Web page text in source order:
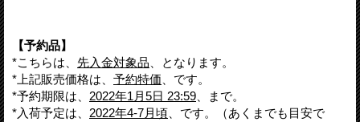
【予約品】
*こちらは、 先入金対象品 、となります。
*上記販売価格は、 予約特価 、です。
*予約期限は、 2022年1月5日 23:59 、まで。
*入荷予定は、 2022年4-7月頃 、です。（あくまでも目安で